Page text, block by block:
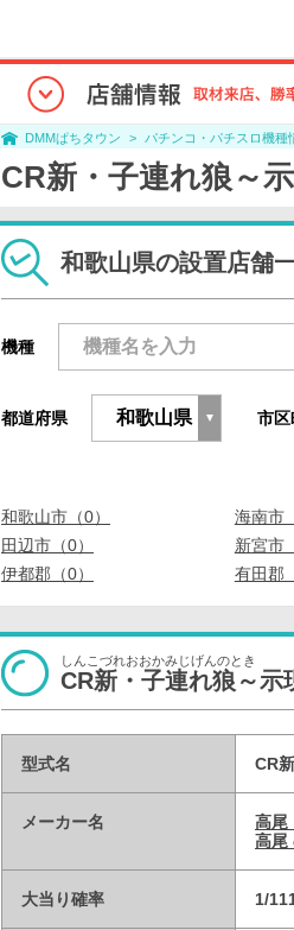
DMMぱちタウン パチンコ・パチスロ機種
CR新・子連れ狼～
和歌山県の設置店舗
機種
都道府県 市区
和歌山市（0） 海南市
田辺市（0）
新宮市
伊都郡（0）
有田郡
しんこづれおおかみじげんのとき
CR新・子連れ狼～示
型式名 CR
メーカー名
高尾
高尾
大当り確率 1/